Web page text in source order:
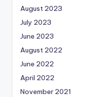
August 2023
July 2023
June 2023
August 2022
June 2022
April 2022
November 2021